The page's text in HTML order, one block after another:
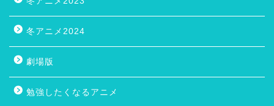
冬アニメ2024
劇場版
勉強したくなるアニメ